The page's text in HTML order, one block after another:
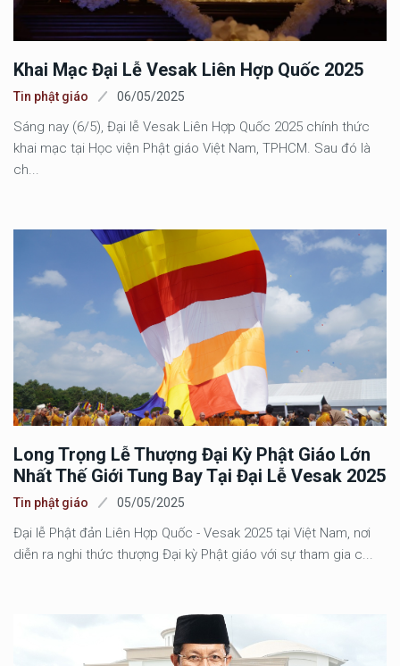
Khai Mạc Đại Lễ Vesak Liên Hợp Quốc 2025
Tin phật giáo 06/05/2025
Sáng nay (6/5), Đại lễ Vesak Liên Hợp Quốc 2025 chính thức
khai mạc tại Học viện Phật giáo Việt Nam, TPHCM. Sau đó là
ch...
Long Trọng Lễ Thượng Đại Kỳ Phật Giáo Lớn
Nhất Thế Giới Tung Bay Tại Đại Lễ Vesak 2025
Tin phật giáo 05/05/2025
Đại lễ Phật đản Liên Hợp Quốc - Vesak 2025 tại Việt Nam, nơi
diễn ra nghi thức thượng Đại kỳ Phật giáo với sự tham gia c...